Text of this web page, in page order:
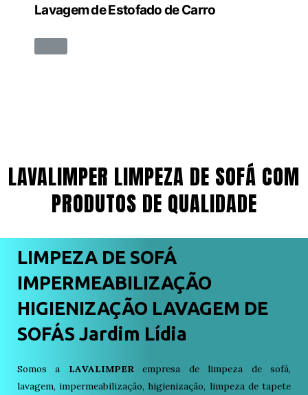
Lavagem de Estofado de Carro
LAVALIMPER LIMPEZA DE SOFÁ COM
PRODUTOS DE QUALIDADE
LIMPEZA DE SOFÁ
IMPERMEABILIZAÇÃO
HIGIENIZAÇÃO LAVAGEM DE
SOFÁS Jardim Lídia
Somos a LAVALIMPERempresa de limpeza de sofá,
lavagem, impermeabilização, higienização, limpeza de tapete